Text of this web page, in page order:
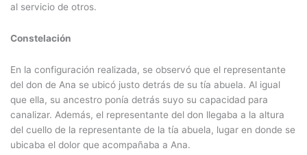
al servicio de otros.
Constelación
En la configuración realizada, se observó que el representante
del don de Ana se ubicó justo detrás de su tía abuela. Al igual
que ella, su ancestro ponía detrás suyo su capacidad para
canalizar. Además, el representante del don llegaba a la altura
del cuello de la representante de la tía abuela, lugar en donde se
ubicaba el dolor que acompañaba a Ana.